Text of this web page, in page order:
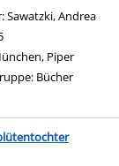
Sawatzki, Andrea
Piper
Bücher